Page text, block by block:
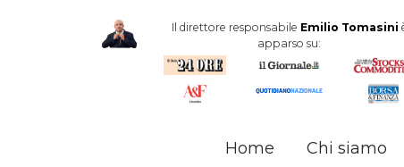
Il direttore responsabile Emilio Tomasini
apparso su:
Home Chi siamo